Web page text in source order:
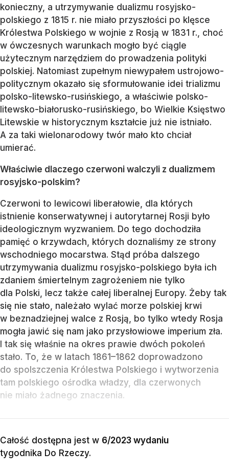
konieczny, a utrzymywanie dualizmu rosyjsko-
polskiego z 1815 r. nie miało przyszłości po klęsce
Królestwa Polskiego w wojnie z Rosją w 1831 r., choć
w ówczesnych warunkach mogło być ciągle
użytecznym narzędziem do prowadzenia polityki
polskiej. Natomiast zupełnym niewypałem ustrojowo-
politycznym okazało się sformułowanie idei trializmu
polsko-litewsko-rusińskiego, a właściwie polsko-
litewsko-białorusko-rusińskiego, bo Wielkie Księstwo
Litewskie w historycznym kształcie już nie istniało.
A za taki wielonarodowy twór mało kto chciał
umierać.
Właściwie dlaczego czerwoni walczyli z dualizmem
rosyjsko-polskim?
Czerwoni to lewicowi liberałowie, dla których
istnienie konserwatywnej i autorytarnej Rosji było
ideologicznym wyzwaniem. Do tego dochodziła
pamięć o krzywdach, których doznaliśmy ze strony
wschodniego mocarstwa. Stąd próba dalszego
utrzymywania dualizmu rosyjsko-polskiego była ich
zdaniem śmiertelnym zagrożeniem nie tylko
dla Polski, lecz także całej liberalnej Europy. Żeby tak
się nie stało, należało wylać morze polskiej krwi
w beznadziejnej walce z Rosją, bo tylko wtedy Rosja
mogła jawić się nam jako przysłowiowe imperium zła.
I tak się właśnie na okres prawie dwóch pokoleń
stało. To, że w latach 1861–1862 doprowadzono
do spolszczenia Królestwa Polskiego i wytworzenia
tam polskiego ośrodka władzy, dla czerwonych
nie miało żadnego znaczenia.
Całość dostępna jest w 6/2023 wydaniu
tygodnika Do Rzeczy.